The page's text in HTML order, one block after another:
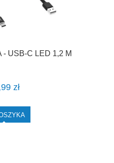
- USB-C LED 1,2 M
zł